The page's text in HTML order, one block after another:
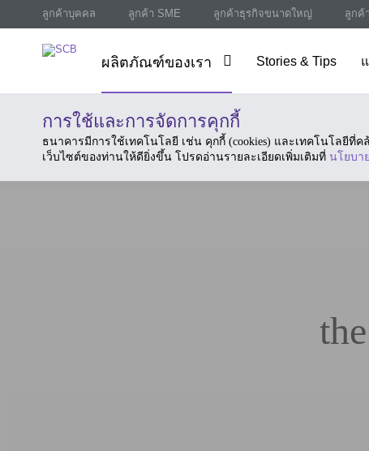
ลูกค้าบุคคล ลูกค้า SME ลูกค้าธุรกิจขนาดใหญ่ ลูกค้
ผลิตภัณฑ์ของเรา Stories & Tips
การใช้และการจัดการคุกกี้
ธนาคารมีการใช้เทคโนโลยี เช่น คุกกี้ (cookies) และเทคโนโลยี
เว็บไซต์ของท่านให้ดียิ่งขึ้น โปรดอ่านรายละเอียดเพิ่มเติมที่ นโยบา